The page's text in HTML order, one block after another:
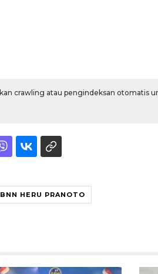
crawling atau pengindeksan otomatis
BNN HERU PRANOTO
Agustus